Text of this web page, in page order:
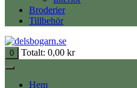
Broderier
Tillbehör
0 Totalt: 0,00 kr
Hem